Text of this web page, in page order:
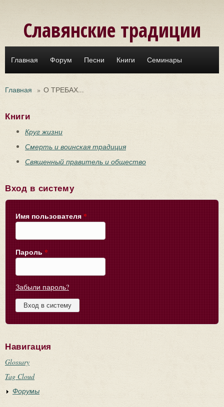
Славянские традиции
Главная Форум Песни Книги Семинары
Главная » О ТРЕБАХ...
Книги
Круг жизни
Смерть и воинская традиция
Священный правитель и общество
Вход в систему
Имя пользователя *
Пароль *
Забыли пароль?
Навигация
Glossary
Tag Cloud
Форумы